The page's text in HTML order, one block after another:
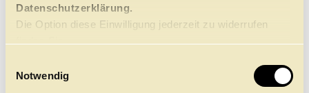
Datenschutzerklärung.
Die Option diese Einwilligung jederzeit zu widerrufen
Notwendig
kuratiertes tänzerisches Mosaik mit Choreografien von
John Neumeier und Raymond Hilbert zu live
interpretierter Kammermusik unter anderem von Dmitri
Schostakowitsch und Frédéric Chopin. Ein besonderer
Island“ – ein Pas de deux, basierend auf dem
gleichnamigen Gedicht von John Donne, das Neumeier